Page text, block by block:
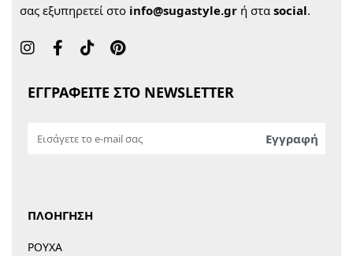
σας εξυπηρετεί στο info@sugastyle.gr ή στα social.
ΕΓΓΡΑΦΕΙΤΕ ΣΤΟ NEWSLETTER
ΠΛΟΗΓΗΣΗ
ΡΟΥΧΑ